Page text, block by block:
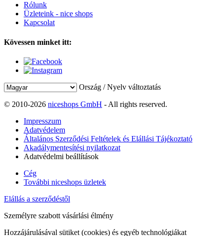
Rólunk
Üzleteink - nice shops
Kapcsolat
Kövessen minket itt:
Ország / Nyelv változtatás
© 2010-2026 niceshops GmbH - All rights reserved.
Impresszum
Adatvédelem
Általános Szerződési Feltételek és Elállási Tájékoztató
Akadálymentesítési nyilatkozat
Adatvédelmi beállítások
Cég
További niceshops üzletek
Elállás a szerződéstől
Személyre szabott vásárlási élmény
Hozzájárulásával sütiket (cookies) és egyéb technológiákat